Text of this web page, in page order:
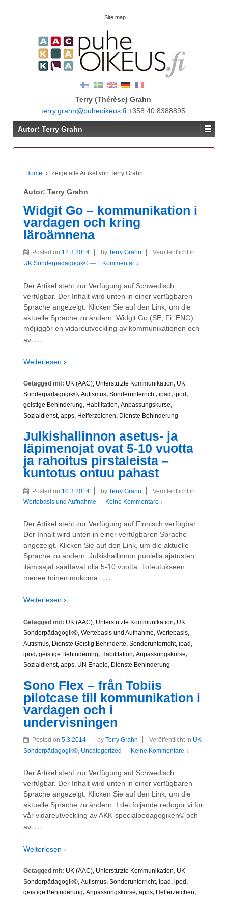
Site map
Terry (Thérèse) Grahn
terry.grahn@puheoikeus.fi +358 40 8388895
Autor: Terry Grahn
Home › Zeige alle Artikel von Terry Grahn
Autor: Terry Grahn
Widgit Go – kommunikation i
vardagen och kring
läroämnena
Posted on 12.3.2014 by Terry Grahn
Veröffentlicht in
UK Sonderpädagogik© — 1 Kommentar ↓
Der Artikel steht zur Verfügung auf Schwedisch
verfügbar. Der Inhalt wird unten in einer verfügbaren
Sprache angezeigt. Klicken Sie auf den Link, um die
aktuelle Sprache zu ändern. Widgit Go (SE, Fi, ENG)
möjliggör en vidareutveckling av kommunikationen och
av …
Weiterlesen ›
Getagged mit: UK (AAC), Unterstützte Kommunikation, UK
Sonderpädagogik©, Autismus, Sonderunterricht, ipad, ipod,
geistige Behinderung, Habilitation, Anpassungskurse,
Sozialdienst, apps, Helferzeichen, Dienste Behinderung
Julkishallinnon asetus- ja
läpimenojat ovat 5-10 vuotta
ja rahoitus pirstaleista –
kuntotus ontuu pahast
Posted on 10.3.2014 by Terry Grahn
Veröffentlicht in
Wertebasis und Aufnahme — Keine Kommentare ↓
Der Artikel steht zur Verfügung auf Finnisch verfügbar.
Der Inhalt wird unten in einer verfügbaren Sprache
angezeigt. Klicken Sie auf den Link, um die aktuelle
Sprache zu ändern. Julkishallinnon puolella ajatusten
itämisajat saattavat olla 5-10 vuotta. Toteutukseen
menee toinen mokoma.
…
Weiterlesen ›
Getagged mit: UK (AAC), Unterstützte Kommunikation, UK
Sonderpädagogik©, Wertebasis und Aufnahme, Wertebasis,
Autismus, Dienste Geistig Behinderte, Sonderunterricht, ipad,
ipod, geistige Behinderung, Habilitation, Anpassungskurse,
Sozialdienst, apps, UN Enable, Dienste Behinderung
Sono Flex – från Tobiis
pilotcase till kommunikation i
vardagen och i
undervisningen
Posted on 5.3.2014 by Terry Grahn Veröffentlicht in UK
Sonderpädagogik©, Uncategorized — Keine Kommentare ↓
Der Artikel steht zur Verfügung auf Schwedisch
verfügbar. Der Inhalt wird unten in einer verfügbaren
Sprache angezeigt. Klicken Sie auf den Link, um die
aktuelle Sprache zu ändern. I det följande redogör vi för
vår vidareutveckling av AKK-specialpedagogiken© och
av …
Weiterlesen ›
Getagged mit: UK (AAC), Unterstützte Kommunikation, UK
Sonderpädagogik©, Autismus, Sonderunterricht, ipad, ipod,
geistige Behinderung, Anpassungskurse, apps, Helferzeichen,